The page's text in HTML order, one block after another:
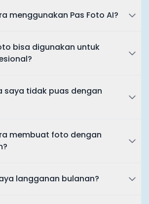
menggunakan Pas Foto AI?
bisa digunakan untuk
saya tidak puas dengan
membuat foto dengan
langganan bulanan?